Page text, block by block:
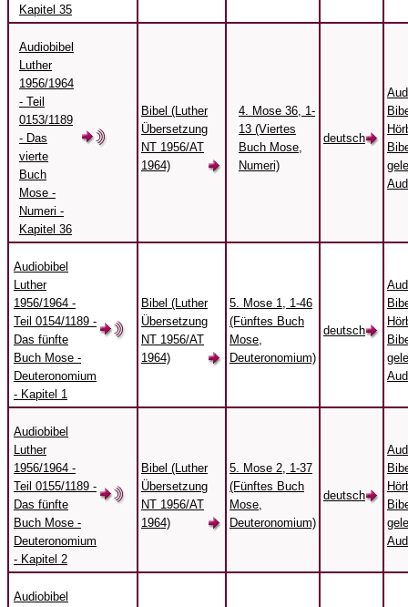
Kapitel 35
Audiobibel
Luther
1956/1964
- Teil
0153/1189
- Das
vierte
Buch
Mose -
Numeri -
Kapitel 36
Bibel (Luther
Übersetzung
NT 1956/AT
1964)
4. Mose 36, 1-
13 (Viertes
Buch Mose,
Numeri)
deutsch
Audiobibel
Luther
1956/1964 -
Teil 0154/1189 -
Das fünfte
Buch Mose -
Deuteronomium
- Kapitel 1
Bibel (Luther
Übersetzung
NT 1956/AT
1964)
5. Mose 1, 1-46
(Fünftes Buch
Mose,
Deuteronomium)
deutsch
Audiobibel
Luther
1956/1964 -
Teil 0155/1189 -
Das fünfte
Buch Mose -
Deuteronomium
- Kapitel 2
Bibel (Luther
Übersetzung
NT 1956/AT
1964)
5. Mose 2, 1-37
(Fünftes Buch
Mose,
Deuteronomium)
deutsch
Audiobibel